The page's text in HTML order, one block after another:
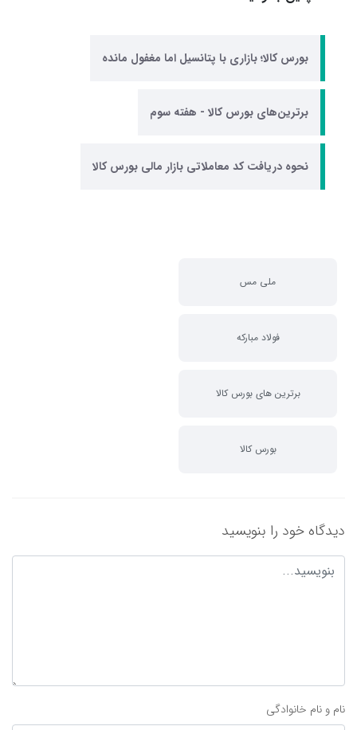
بورس کالا؛ بازاری با پتانسیل اما مغفول مانده
برترین‌های بورس کالا - هفته سوم
نحوه دریافت کد معاملاتی بازار مالی بورس کالا
ملی مس
فولاد مبارکه
برترین های بورس کالا
بورس کالا
دیدگاه خود را بنویسید
نام و نام خانوادگی